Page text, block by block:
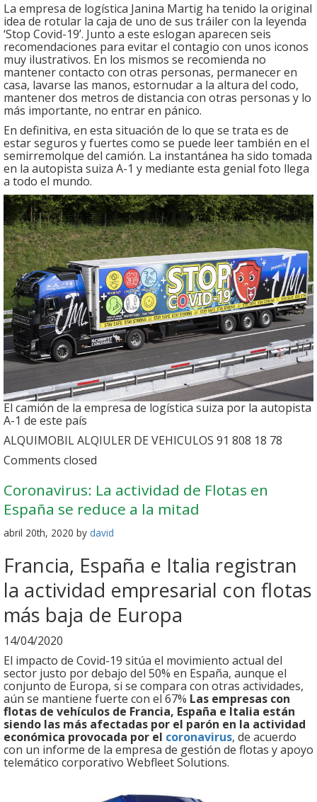
La empresa de logística Janina Martig ha tenido la original
idea de rotular la caja de uno de sus tráiler con la leyenda
‘Stop Covid-19’. Junto a este eslogan aparecen seis
recomendaciones para evitar el contagio con unos iconos
muy ilustrativos. En los mismos se recomienda no
mantener contacto con otras personas, permanecer en
casa, lavarse las manos, estornudar a la altura del codo,
mantener dos metros de distancia con otras personas y lo
más importante, no entrar en pánico.
En definitiva, en esta situación de lo que se trata es de
estar seguros y fuertes como se puede leer también en el
semirremolque del camión. La instantánea ha sido tomada
en la autopista suiza A-1 y mediante esta genial foto llega
a todo el mundo.
El camión de la empresa de logística suiza por la autopista
A-1 de este país
ALQUIMOBIL ALQIULER DE VEHICULOS 91 808 18 78
Comments closed
Coronavirus: La actividad de Flotas en
España se reduce a la mitad
abril 20th, 2020 by david
Francia, España e Italia registran
la actividad empresarial con flotas
más baja de Europa
14/04/2020
El impacto de Covid-19 sitúa el movimiento actual del
sector justo por debajo del 50% en España, aunque el
conjunto de Europa, si se compara con otras actividades,
aún se mantiene fuerte con el 67% Las empresas con
flotas de vehículos de Francia, España e Italia están
siendo las más afectadas por el parón en la actividad
económica provocada por el coronavirus, de acuerdo
con un informe de la empresa de gestión de flotas y apoyo
telemático corporativo Webfleet Solutions.